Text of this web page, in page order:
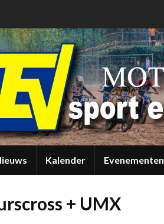
Kalender Evenementen
+ UMX